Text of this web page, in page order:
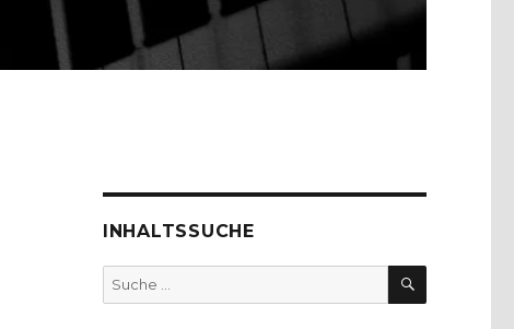
INHALTSSUCHE
Suche
nach:
SUCHEN